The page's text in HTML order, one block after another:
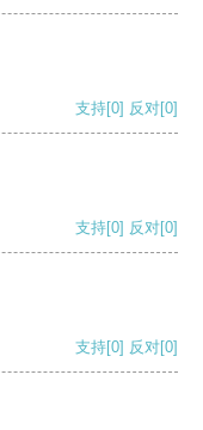
支持[0] 反对[0]
支持[0] 反对[0]
支持[0] 反对[0]